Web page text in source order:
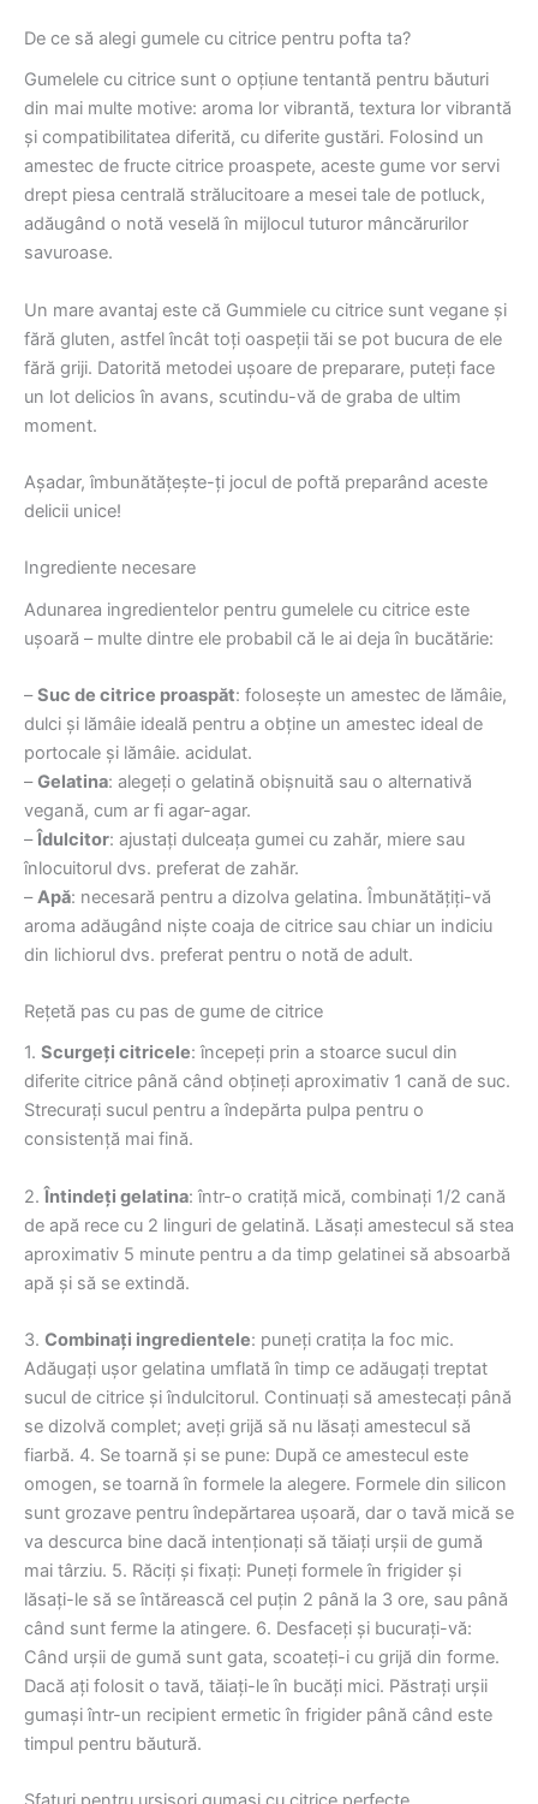
De ce să alegi gumele cu citrice pentru pofta ta?
Gumelele cu citrice sunt o opțiune tentantă pentru băuturi
din mai multe motive: aroma lor vibrantă, textura lor vibrantă
și compatibilitatea diferită, cu diferite gustări. Folosind un
amestec de fructe citrice proaspete, aceste gume vor servi
drept piesa centrală strălucitoare a mesei tale de potluck,
adăugând o notă veselă în mijlocul tuturor mâncărurilor
savuroase.
Un mare avantaj este că Gummiele cu citrice sunt vegane și
fără gluten, astfel încât toți oaspeții tăi se pot bucura de ele
fără griji. Datorită metodei ușoare de preparare, puteți face
un lot delicios în avans, scutindu-vă de graba de ultim
moment.
Așadar, îmbunătățește-ți jocul de poftă preparând aceste
delicii unice!
Ingrediente necesare
Adunarea ingredientelor pentru gumelele cu citrice este
ușoară – multe dintre ele probabil că le ai deja în bucătărie:
–Suc de citrice proaspăt: folosește un amestec de lămâie,
dulci și lămâie ideală pentru a obține un amestec ideal de
portocale și lămâie. acidulat.
–Gelatina: alegeți o gelatină obișnuită sau o alternativă
vegană, cum ar fi agar-agar.
–Îdulcitor: ajustați dulceața gumei cu zahăr, miere sau
înlocuitorul dvs. preferat de zahăr.
–Apă: necesară pentru a dizolva gelatina. Îmbunătățiți-vă
aroma adăugând niște coaja de citrice sau chiar un indiciu
din lichiorul dvs. preferat pentru o notă de adult.
Rețetă pas cu pas de gume de citrice
1. Scurgeți citricele: începeți prin a stoarce sucul din
diferite citrice până când obțineți aproximativ 1 cană de suc.
Strecurați sucul pentru a îndepărta pulpa pentru o
consistență mai fină.
2.Întindeți gelatina: într-o cratiță mică, combinați 1/2 cană
de apă rece cu 2 linguri de gelatină. Lăsați amestecul să stea
aproximativ 5 minute pentru a da timp gelatinei să absoarbă
apă și să se extindă.
3. Combinați ingredientele: puneți cratița la foc mic.
Adăugați ușor gelatina umflată în timp ce adăugați treptat
sucul de citrice și îndulcitorul. Continuați să amestecați până
se dizolvă complet; aveți grijă să nu lăsați amestecul să
fiarbă. 4. Se toarnă și se pune: După ce amestecul este
omogen, se toarnă în formele la alegere. Formele din silicon
sunt grozave pentru îndepărtarea ușoară, dar o tavă mică se
va descurca bine dacă intenționați să tăiați urșii de gumă
mai târziu. 5. Răciți și fixați: Puneți formele în frigider și
lăsați-le să se întărească cel puțin 2 până la 3 ore, sau până
când sunt ferme la atingere. 6. Desfaceți și bucurați-vă:
Când urșii de gumă sunt gata, scoateți-i cu grijă din forme.
Dacă ați folosit o tavă, tăiați-le în bucăți mici. Păstrați urșii
gumași într-un recipient ermetic în frigider până când este
timpul pentru băutură.